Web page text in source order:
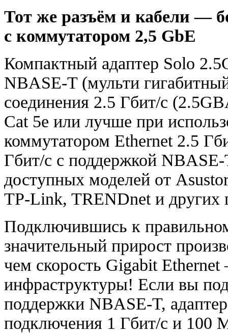
Тот же разъём и кабели —
с коммутатором 2,5 GbE
Компактный адаптер Solo
NBASE-T (мульти
соединения 2.5 Гбит/с (
Cat 5e или лучше при
коммутатором Ethernet 2.5
Гбит/с с поддержкой NBASE-
доступных моделей от Asustor
TP-Link, TRENDnet и других
Подключившись к
значительный прирост
чем скорость Gigabit
инфраструктуры! Если вы
поддержки NBASE-T,
подключения 1 Гбит/с и 100